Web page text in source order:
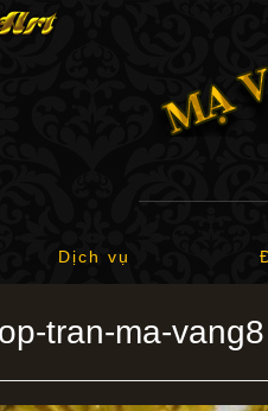
Dịch vụ
tran-ma-vang8